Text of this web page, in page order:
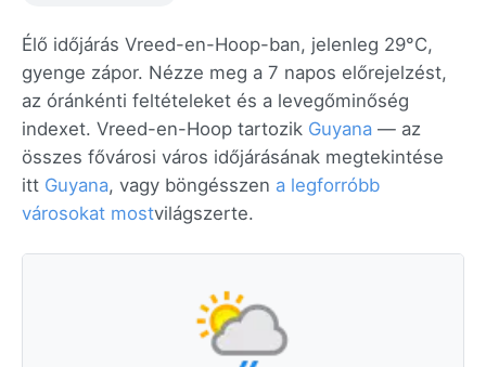
Élő időjárás Vreed-en-Hoop-ban, jelenleg 29°C,
gyenge zápor. Nézze meg a 7 napos előrejelzést,
az óránkénti feltételeket és a levegőminőség
indexet. Vreed-en-Hoop tartozik Guyana — az
összes fővárosi város időjárásának megtekintése
itt Guyana, vagy böngésszen a legforróbb
városokat mostvilágszerte.